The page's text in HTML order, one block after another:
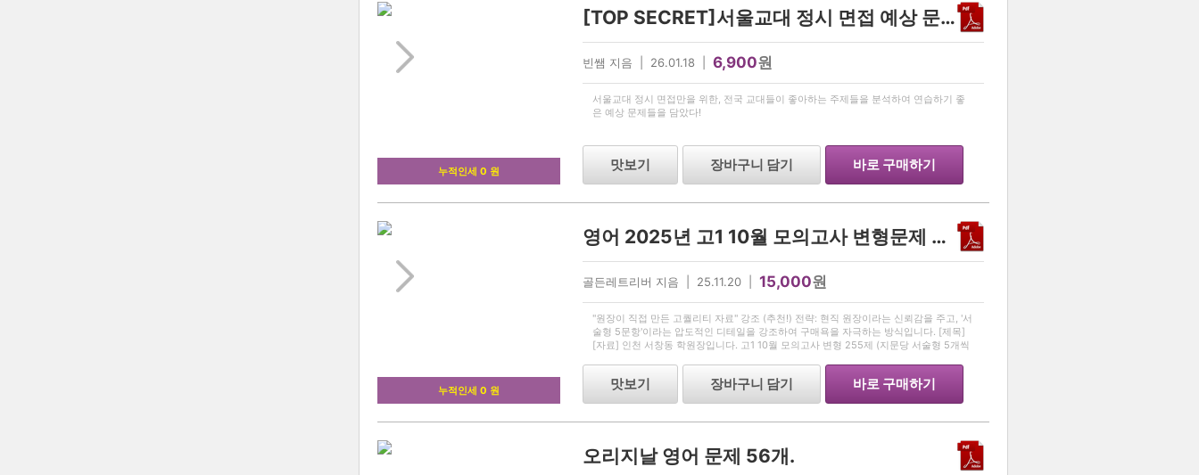
누적인세 0 원
[TOP SECRET]서울교대 정시 면접 예상 문제 15 및 해설
빈쌤 지음 | 26.01.18 | 6,900원
서울교대 정시 면접만을 위한, 전국 교대들이 좋아하는 주제들을 분석하여 연습하기 좋
은 예상 문제들을 담았다!
맛보기 장바구니 담기 바로 구매하기
누적인세 0 원
영어 2025년 고1 10월 모의고사 변형문제 기말대비
골든레트리버 지음 | 25.11.20 | 15,000원
"원장이 직접 만든 고퀄리티 자료" 강조 (추천!) 전략: 현직 원장이라는 신뢰감을 주고, '서
술형 5문항'이라는 압도적인 디테일을 강조하여 구매욕을 자극하는 방식입니다. [제목]
[자료] 인천 서창동 학원장입니다. 고1 10월 모의고사 변형 255제 (지문당 서술형 5개씩
맛보기 장바구니 담기 바로 구매하기
오리지날 영어 문제 56개.